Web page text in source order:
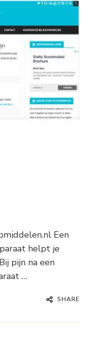
Een
helpt je
pijn na een
…
SHARE